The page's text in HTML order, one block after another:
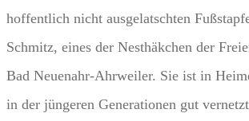
hoffentlich nicht ausgelatschten
Schmitz, eines der Nesthäkchen der
Bad Neuenahr-Ahrweiler. Sie ist in
in der jüngeren Generationen gut